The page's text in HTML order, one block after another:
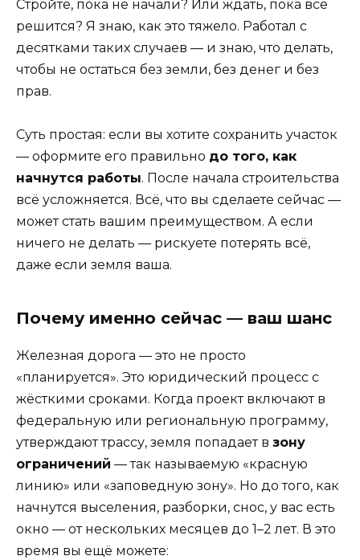
Стройте, пока не начали? Или ждать, пока всё
решится? Я знаю, как это тяжело. Работал с
десятками таких случаев — и знаю, что делать,
чтобы не остаться без земли, без денег и без
прав.
Суть простая: если вы хотите сохранить участок
— оформите его правильно до того, как
начнутся работы. После начала строительства
всё усложняется. Всё, что вы сделаете сейчас —
может стать вашим преимуществом. А если
ничего не делать — рискуете потерять всё,
даже если земля ваша.
Почему именно сейчас — ваш шанс
Железная дорога — это не просто
«планируется». Это юридический процесс с
жёсткими сроками. Когда проект включают в
федеральную или региональную программу,
утверждают трассу, земля попадает в зону
ограничений — так называемую «красную
линию» или «заповедную зону». Но до того, как
начнутся выселения, разборки, снос, у вас есть
окно — от нескольких месяцев до 1–2 лет. В это
время вы ещё можете: